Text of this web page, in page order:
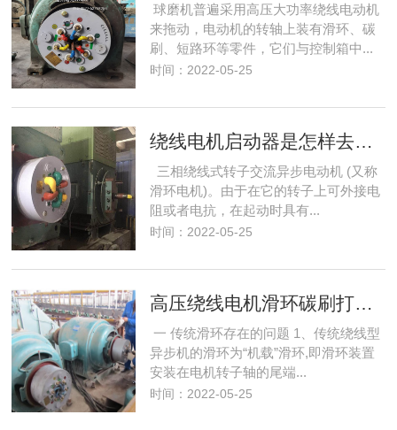
球磨机普遍采用高压大功率绕线电动机
来拖动，电动机的转轴上装有滑环、碳
刷、短路环等零件，它们与控制箱中...
时间：2022-05-25
三相绕线式转子交流异步电动机 (又称
滑环电机)。由于在它的转子上可外接电
阻或者电抗，在起动时具有...
时间：2022-05-25
高压绕线电机滑环碳刷打火解决办法
一 传统滑环存在的问题 1、传统绕线型
异步机的滑环为“机载”滑环,即滑环装置
安装在电机转子轴的尾端...
时间：2022-05-25